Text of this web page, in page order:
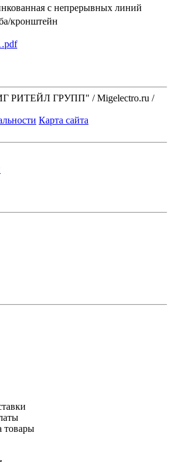
с непрерывных линий
кронштейн
РИТЕЙЛ ГРУПП" / Migelectro.ru /
Карта сайта
товары